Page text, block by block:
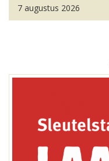
7 augustus 2026